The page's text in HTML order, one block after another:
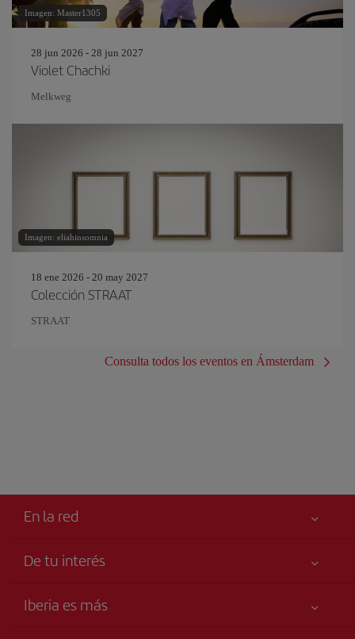
Imagen: Master1305
28 jun 2026 - 28 jun 2027
Violet Chachki
Melkweg
Imagen: eliahinsomnia
18 ene 2026 - 20 may 2027
Colección STRAAT
STRAAT
Consulta todos los eventos en Ámsterdam
En la red
De tu interés
Accesibilidad
Iberia es más